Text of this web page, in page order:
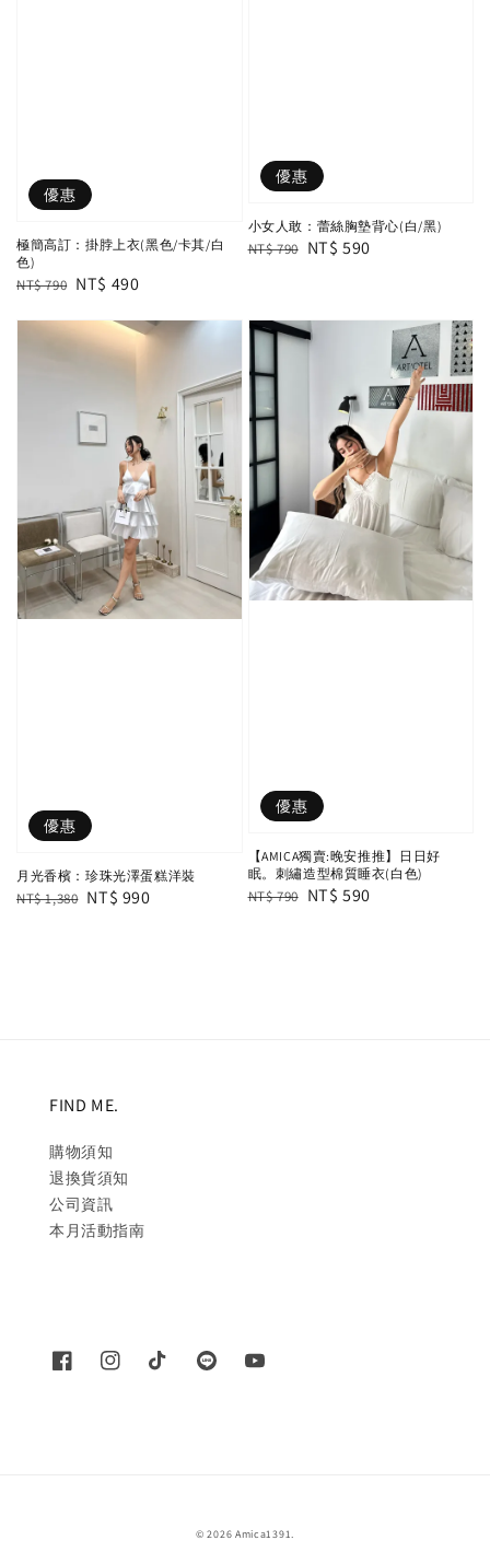
優惠
極簡高訂：掛脖上衣(黑色/卡其/白
色)
Regular
NT$ 790 Sale
NT$ 490
優惠
小女人敢：蕾絲胸墊背心(白/黑)
Regular
NT$ 790 Sale
NT$ 590
優惠
月光香檳：珍珠光澤蛋糕洋裝
Regular
NT$ 1,380 Sale
NT$ 990
優惠
【AMICA獨賣:晚安推推】日日好
眠。刺繡造型棉質睡衣(白色)
Regular
NT$ 790 Sale
NT$ 590
FIND ME.
購物須知
退換貨須知
公司資訊
本月活動指南
© 2026 Amica1391.